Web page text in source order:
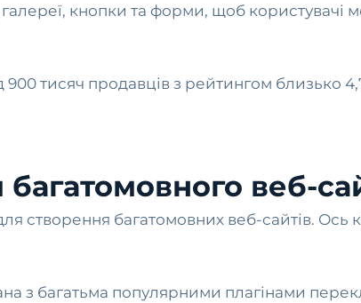
кнопки та форми, щоб користувачі
тисяч продавців з рейтингом близько 4,7
веб-
створення багатомовних веб-сайтів. Ось
з багатьма популярними плагінами